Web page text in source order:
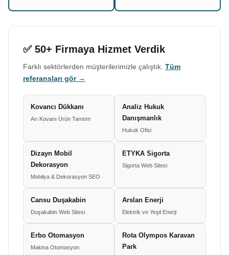
✅ 50+ Firmaya Hizmet Verdik
Farklı sektörlerden müşterilerimizle çalıştık. Tüm
referansları gör →
Kovancı Dükkanı
Arı Kovanı Ürün Tanıtım
Analiz Hukuk
Danışmanlık
Hukuk Ofisi
Dizayn Mobil
Dekorasyon
Mobilya & Dekorasyon SEO
ETYKA Sigorta
Sigorta Web Sitesi
Cansu Duşakabin
Duşakabin Web Sitesi
Arslan Enerji
Elektrik ve Yeşil Enerji
Erbo Otomasyon
Makina Otomasyon
Rota Olympos Karavan
Park